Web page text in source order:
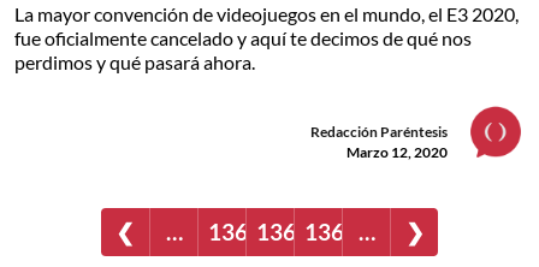
La mayor convención de videojuegos en el mundo, el E3 2020,
fue oficialmente cancelado y aquí te decimos de qué nos
perdimos y qué pasará ahora.
Redacción Paréntesis
Marzo 12, 2020
❮ … 136713681369 … ❯